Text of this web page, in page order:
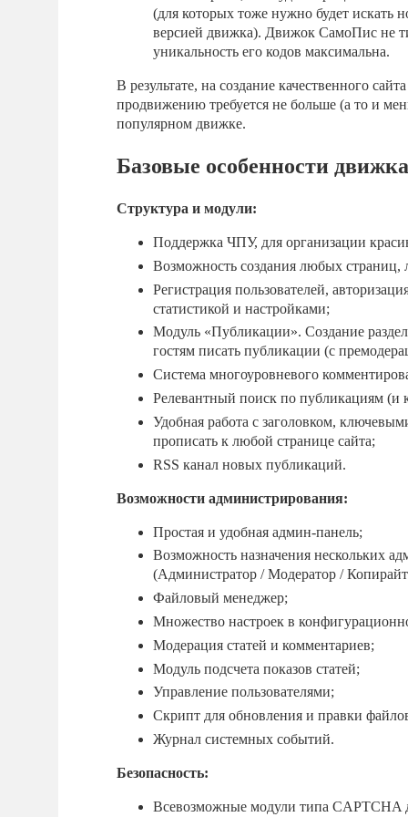
(для которых тоже нужно будет искать
версией движка). Движок СамоПис не
уникальность его кодов максимальна.
В результате, на создание качественного
продвижению требуется не больше (а то и
популярном движке.
Базовые особенности
Структура и модули:
Поддержка ЧПУ, для организации
Возможность создания любых страниц,
Регистрация пользователей,
статистикой и настройками;
Модуль «Публикации». Создание
гостям писать публикации (с
Система многоуровневого
Релевантный поиск по публикациям (и
Удобная работа с заголовком,
прописать к любой странице сайта;
RSS канал новых публикаций.
Возможности администрирования:
Простая и удобная админ-панель;
Возможность назначения нескольких
(Администратор / Модератор /
Файловый менеджер;
Множество настроек в
Модерация статей и комментариев;
Модуль подсчета показов статей;
Управление пользователями;
Скрипт для обновления и правки
Журнал системных событий.
Безопасность:
Всевозможные модули типа CAPTCHA